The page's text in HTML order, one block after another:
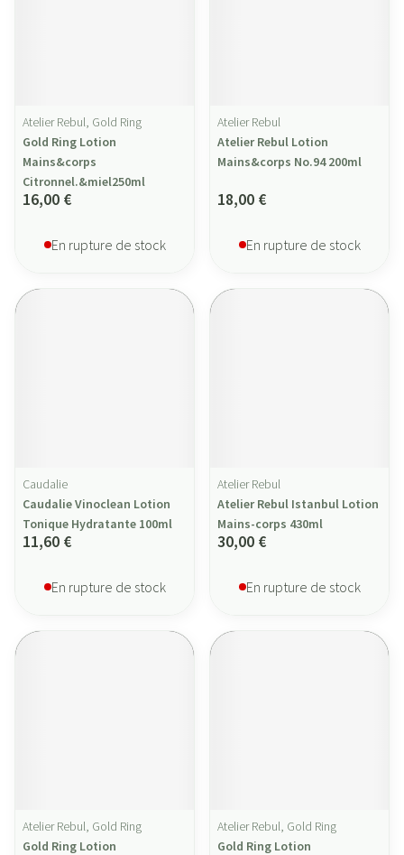
Atelier Rebul, Gold Ring
Gold Ring Lotion
Mains&corps
Citronnel.&miel250ml
16,00 €
En rupture de stock
Atelier Rebul
Atelier Rebul Lotion
Mains&corps No.94 200ml
18,00 €
En rupture de stock
Caudalie
Caudalie Vinoclean Lotion
Tonique Hydratante 100ml
11,60 €
En rupture de stock
Atelier Rebul
Atelier Rebul Istanbul Lotion
Mains-corps 430ml
30,00 €
En rupture de stock
Atelier Rebul, Gold Ring
Gold Ring Lotion
Atelier Rebul, Gold Ring
Gold Ring Lotion